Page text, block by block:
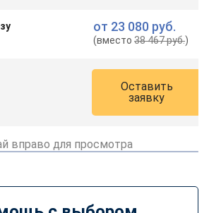
от 23 080 руб.
(вместо38 467 руб.)
Оставить
заявку
вправо для просмотра